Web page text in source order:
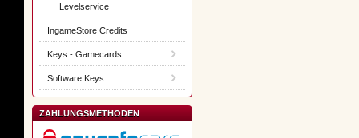
Levelservice
IngameStore Credits
Keys - Gamecards
Software Keys
ZAHLUNGSMETHODEN